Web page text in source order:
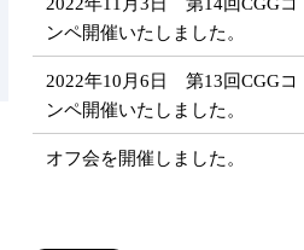
ンペ開催いたしました。
2022年10月6日 第13回CGGコ
ンペ開催いたしました。
オフ会を開催しました。